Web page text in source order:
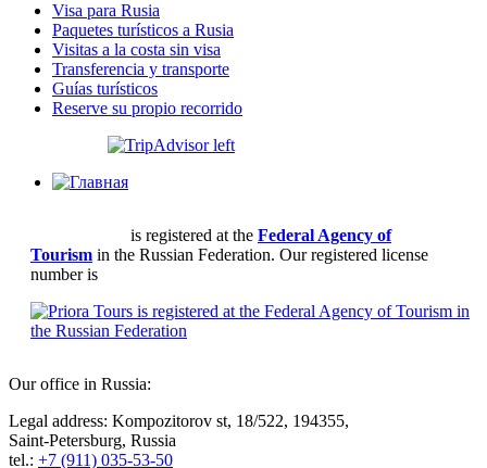
Visa para Rusia
Paquetes turísticos a Rusia
Visitas a la costa sin visa
Transferencia y transporte
Guías turísticos
Reserve su propio recorrido
is registered at the Federal Agency of
Tourism in the Russian Federation. Our registered license
number is
Our οffice in Russia:
Legal address: Kompozitorov st, 18/522, 194355,
Saint-Petersburg, Russia
tel.: +7 (911) 035-53-50